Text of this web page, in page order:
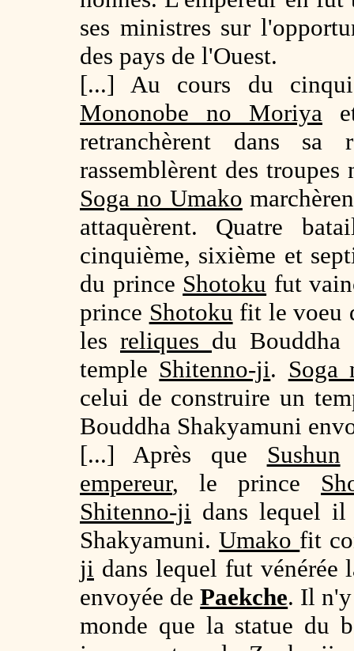
ses ministres sur
des pays de l'Ouest.
[...] Au cours du
Mononobe no Moriya
retranchèrent dans sa
rassemblèrent des
Soga no Umako
attaquèrent. Quatre
cinquième, sixième et
du prince Shotoku fut
prince Shotoku fit le voeu
les reliques du Bouddha
temple Shitenno-ji. Soga
celui de construire un
Bouddha Shakyamuni
[...] Après que Sushun
empereur, le prince
Shitenno-ji dans lequel
Shakyamuni.Umako fit
ji dans lequel fut vénérée
envoyée dePaekche. Il n'y
monde que la statue du